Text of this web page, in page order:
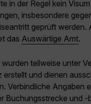
in der Regel kein
insbesondere
geprüft werden.
das Auswärtige Amt.
teilweise unter
erstellt und dienen
Verbindliche Angaben
Buchungsstrecke und -